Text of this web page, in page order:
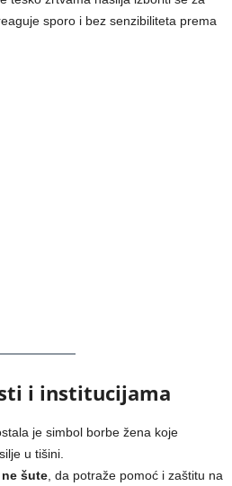
sporo i bez senzibiliteta prema
i institucijama
je simbol borbe žena koje
u tišini.
ne šute, da potraže pomoć i zaštitu na